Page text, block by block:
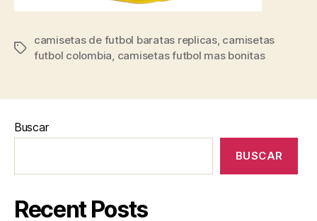
Etiquetas
camisetas de futbol baratas replicas, camisetas
futbol colombia camisetas futbol mas bonitas
Buscar
BUSCAR
Recent Posts